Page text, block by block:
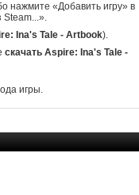
нажмите «Добавить игру» в
Steam...».
Ina's Tale - Artbook).
скачать Aspire: Ina's Tale -
игры.